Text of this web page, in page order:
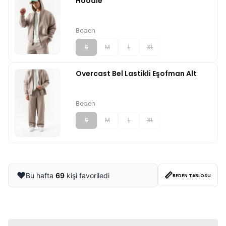
Beden
S
M L XL
Overcast Bel Lastikli Eşofman Alt
Beden
S
M L XL
❤️Bu hafta 69 kişi favoriledi 📏BEDEN TABLOSU